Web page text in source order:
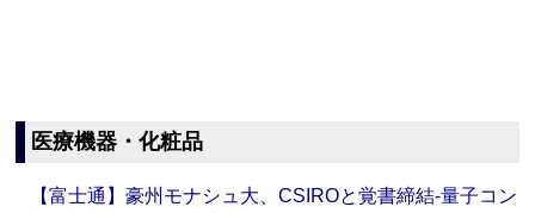
医療機器・化粧品
【富士通】豪州モナシュ大、CSIROと覚書締結‐量子コン